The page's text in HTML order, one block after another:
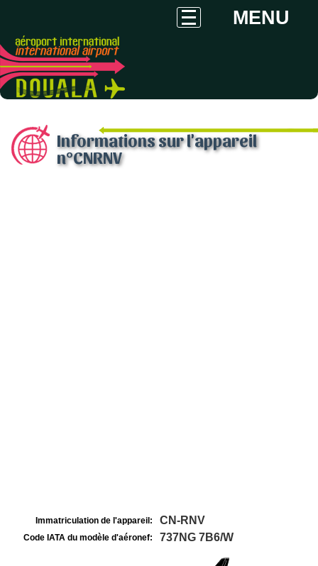
MENU
Informations sur l'appareil
n°CNRNV
Immatriculation de l'appareil: CN-RNV
Code IATA du modèle d'aéronef: 737NG 7B6/W